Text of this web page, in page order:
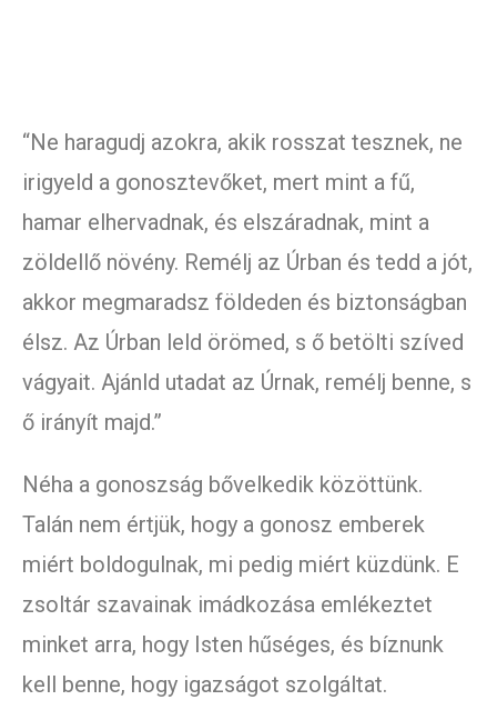
“Ne haragudj azokra, akik rosszat tesznek, ne
irigyeld a gonosztevőket, mert mint a fű,
hamar elhervadnak, és elszáradnak, mint a
zöldellő növény. Remélj az Úrban és tedd a jót,
akkor megmaradsz földeden és biztonságban
élsz. Az Úrban leld örömed, s ő betölti szíved
vágyait. Ajánld utadat az Úrnak, remélj benne, s
ő irányít majd.”
Néha a gonoszság bővelkedik közöttünk.
Talán nem értjük, hogy a gonosz emberek
miért boldogulnak, mi pedig miért küzdünk. E
zsoltár szavainak imádkozása emlékeztet
minket arra, hogy Isten hűséges, és bíznunk
kell benne, hogy igazságot szolgáltat.